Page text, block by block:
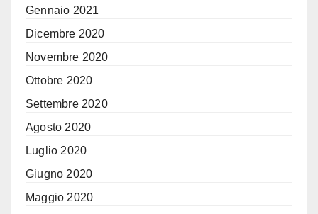
Gennaio 2021
Dicembre 2020
Novembre 2020
Ottobre 2020
Settembre 2020
Agosto 2020
Luglio 2020
Giugno 2020
Maggio 2020